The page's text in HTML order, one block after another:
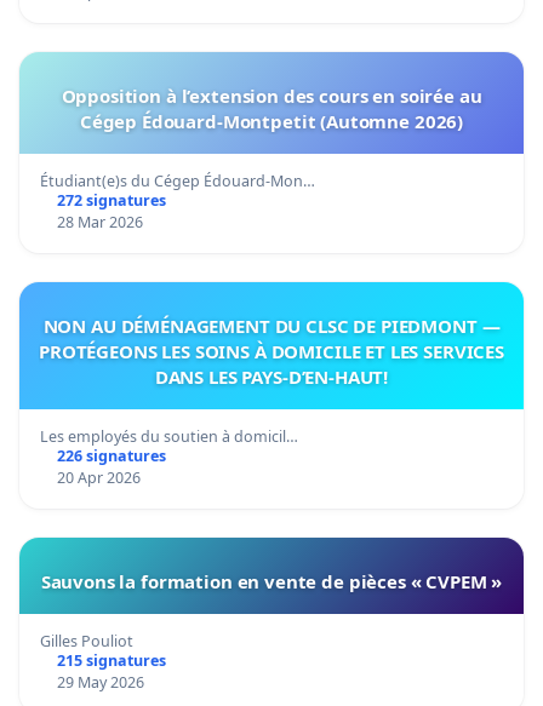
Opposition à l’extension des cours en soirée au
Cégep Édouard-Montpetit (Automne 2026)
Étudiant(e)s du Cégep Édouard-Mon…
272 signatures
28 Mar 2026
NON AU DÉMÉNAGEMENT DU CLSC DE PIEDMONT —
PROTÉGEONS LES SOINS À DOMICILE ET LES SERVICES
DANS LES PAYS-D’EN-HAUT!
Les employés du soutien à domicil…
226 signatures
20 Apr 2026
Sauvons la formation en vente de pièces « CVPEM »
Gilles Pouliot
215 signatures
29 May 2026